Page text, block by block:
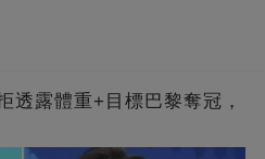
透露體重+目標巴黎奪冠，